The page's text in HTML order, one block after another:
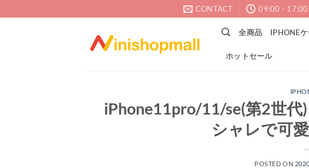
to
CONTACT 09:00 - 17:00
全商品 IPHONE
ホットセール
iPhone11pro/11/se(第2世代
シャレで可
POSTED ON